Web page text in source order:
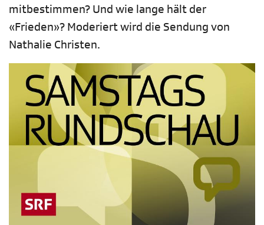
mitbestimmen? Und wie lange hält der
«Frieden»? Moderiert wird die Sendung von
Nathalie Christen.